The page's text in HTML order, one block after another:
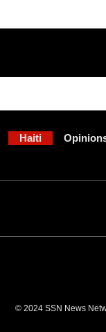
Haiti
© 2024 SSN News